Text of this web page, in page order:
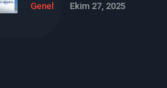
Genel Ekim 27, 2025